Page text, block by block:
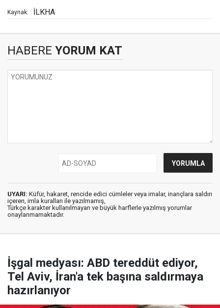
Kaynak: İLKHA
HABERE YORUM KAT
UYARI: Küfür, hakaret, rencide edici cümleler veya imalar, inançlara saldırı
içeren, imla kuralları ile yazılmamış,
Türkçe karakter kullanılmayan ve büyük harflerle yazılmış yorumlar
onaylanmamaktadır.
İşgal medyası: ABD tereddüt ediyor,
Tel Aviv, İran'a tek başına saldırmaya
hazırlanıyor